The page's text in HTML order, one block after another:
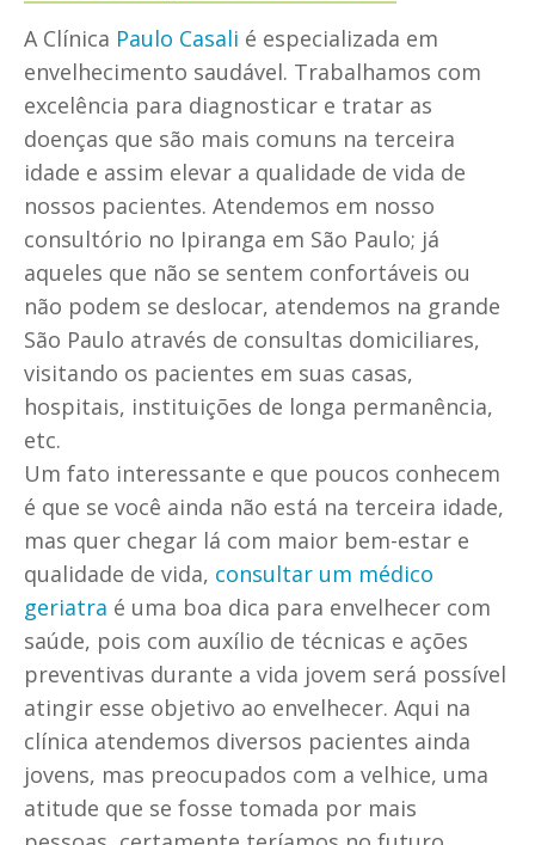
A Clínica Paulo Casali é especializada em
envelhecimento saudável. Trabalhamos com
excelência para diagnosticar e tratar as
doenças que são mais comuns na terceira
idade e assim elevar a qualidade de vida de
nossos pacientes. Atendemos em nosso
consultório no Ipiranga em São Paulo; já
aqueles que não se sentem confortáveis ou
não podem se deslocar, atendemos na grande
São Paulo através de consultas domiciliares,
visitando os pacientes em suas casas,
hospitais, instituições de longa permanência,
etc.
Um fato interessante e que poucos conhecem
é que se você ainda não está na terceira idade,
mas quer chegar lá com maior bem-estar e
qualidade de vida, consultar um médico
geriatra é uma boa dica para envelhecer com
saúde, pois com auxílio de técnicas e ações
preventivas durante a vida jovem será possível
atingir esse objetivo ao envelhecer. Aqui na
clínica atendemos diversos pacientes ainda
jovens, mas preocupados com a velhice, uma
atitude que se fosse tomada por mais